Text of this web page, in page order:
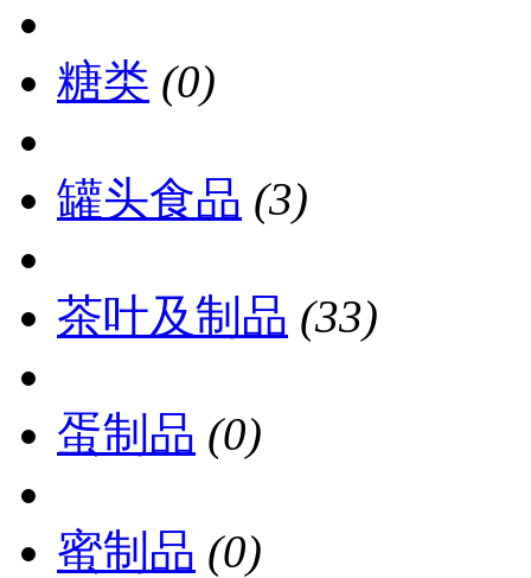
糖类 (0)
罐头食品 (3)
茶叶及制品 (33)
蛋制品 (0)
蜜制品 (0)